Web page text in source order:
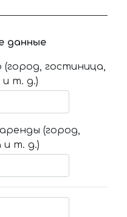
данные
гостиница,
т. д.)
(город,
и т. д.)